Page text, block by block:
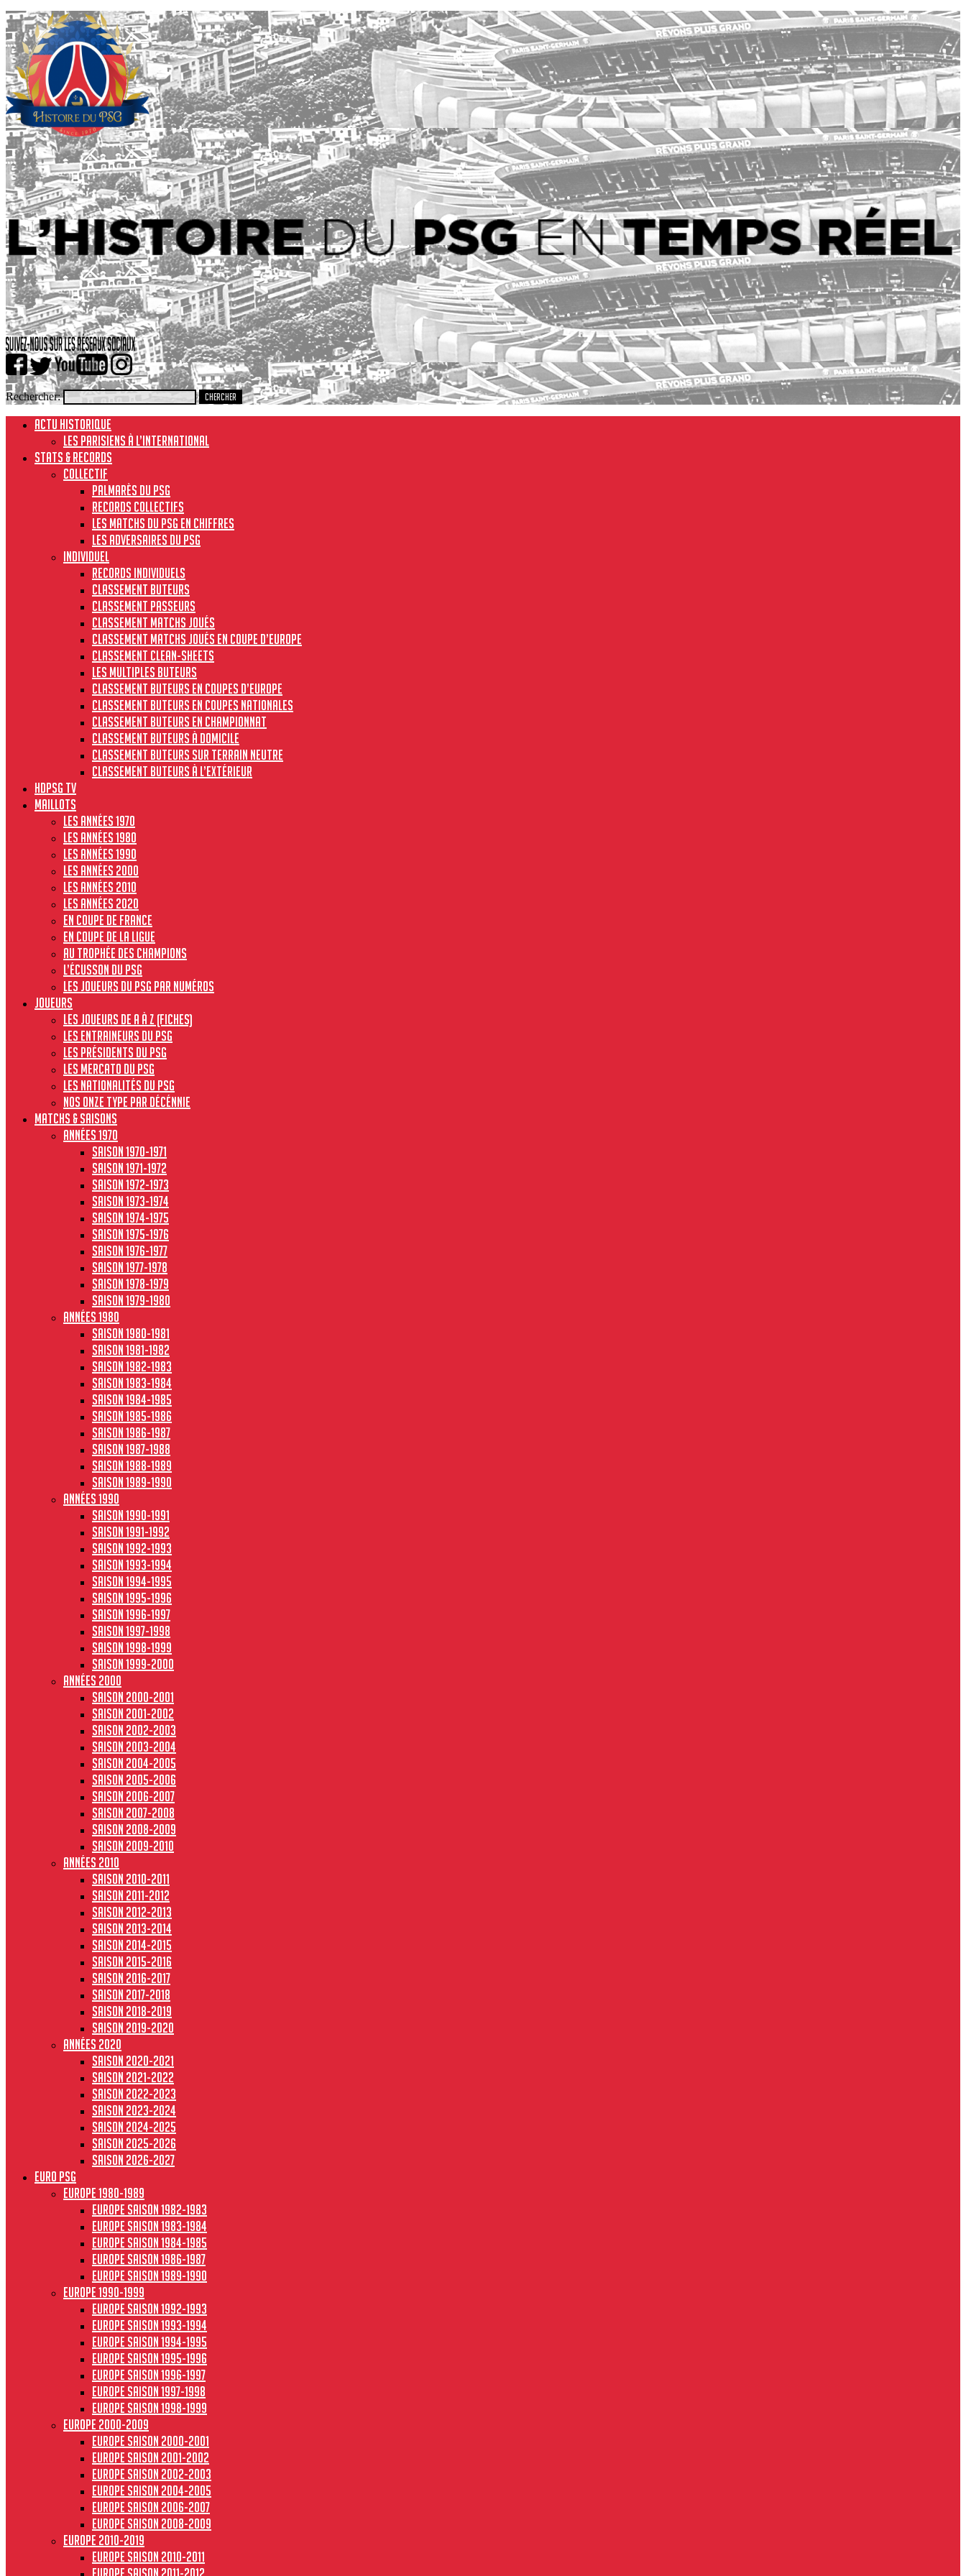
Rechercher:
ACTU HISTORIQUE
Les Parisiens à l’international
STATS & RECORDS
Collectif
Palmarès du PSG
Records collectifs
Les matchs du PSG en chiffres
Les adversaires du PSG
Individuel
Records individuels
Classement buteurs
Classement passeurs
Classement matchs joués
Classement matchs joués en Coupe d’Europe
Classement clean-sheets
Les multiples buteurs
Classement buteurs en coupes d’Europe
Classement buteurs en coupes nationales
Classement buteurs en championnat
Classement buteurs à domicile
Classement buteurs sur terrain neutre
Classement buteurs à l’extérieur
HdPSG TV
MAILLOTS
Les années 1970
Les années 1980
Les années 1990
Les années 2000
Les années 2010
Les années 2020
En Coupe de France
En Coupe de la Ligue
Au Trophée des Champions
L’écusson du PSG
Les joueurs du PSG par numéros
JOUEURS
Les joueurs de A à Z (fiches)
Les entraineurs du PSG
Les présidents du PSG
Les Mercato du PSG
Les nationalités du PSG
Nos onze type par décénnie
MATCHS & SAISONS
Années 1970
Saison 1970-1971
Saison 1971-1972
Saison 1972-1973
Saison 1973-1974
Saison 1974-1975
Saison 1975-1976
Saison 1976-1977
Saison 1977-1978
Saison 1978-1979
Saison 1979-1980
Années 1980
Saison 1980-1981
Saison 1981-1982
Saison 1982-1983
Saison 1983-1984
Saison 1984-1985
Saison 1985-1986
Saison 1986-1987
Saison 1987-1988
Saison 1988-1989
Saison 1989-1990
Années 1990
Saison 1990-1991
Saison 1991-1992
Saison 1992-1993
Saison 1993-1994
Saison 1994-1995
Saison 1995-1996
Saison 1996-1997
Saison 1997-1998
Saison 1998-1999
Saison 1999-2000
Années 2000
Saison 2000-2001
Saison 2001-2002
Saison 2002-2003
Saison 2003-2004
Saison 2004-2005
Saison 2005-2006
Saison 2006-2007
Saison 2007-2008
Saison 2008-2009
Saison 2009-2010
Années 2010
Saison 2010-2011
Saison 2011-2012
Saison 2012-2013
Saison 2013-2014
Saison 2014-2015
Saison 2015-2016
Saison 2016-2017
Saison 2017-2018
Saison 2018-2019
Saison 2019-2020
Années 2020
Saison 2020-2021
Saison 2021-2022
Saison 2022-2023
Saison 2023-2024
Saison 2024-2025
Saison 2025-2026
Saison 2026-2027
Euro PSG
Europe 1980-1989
Europe saison 1982-1983
Europe Saison 1983-1984
Europe saison 1984-1985
Europe saison 1986-1987
Europe saison 1989-1990
Europe 1990-1999
Europe saison 1992-1993
Europe saison 1993-1994
Europe saison 1994-1995
Europe saison 1995-1996
Europe saison 1996-1997
Europe Saison 1997-1998
Europe saison 1998-1999
Europe 2000-2009
Europe saison 2000-2001
Europe saison 2001-2002
Europe saison 2002-2003
Europe saison 2004-2005
Europe saison 2006-2007
Europe saison 2008-2009
Europe 2010-2019
Europe saison 2010-2011